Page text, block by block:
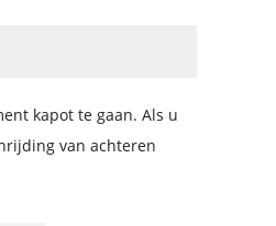
kapot te gaan. Als u
van achteren